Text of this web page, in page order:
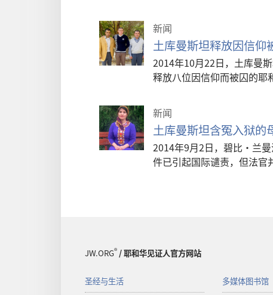
新闻
土库曼斯坦释放因信仰
2014年10月22日，土库曼
释放八位因信仰而被囚的耶
新闻
土库曼斯坦含冤入狱的
2014年9月2日，碧比·兰
件已引起国际谴责，但法官
JW.ORG®/ 耶和华见证人官方网站
圣经与生活 多媒体图书馆